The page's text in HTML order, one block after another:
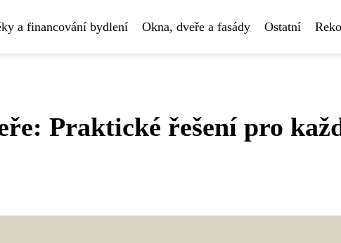
a financování bydlení Okna, dveře a fasády Ostatní
Praktické řešení pro